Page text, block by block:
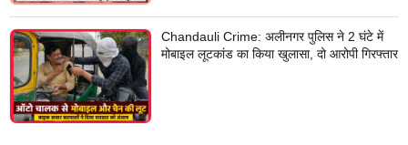
Chandauli Crime: अलीनगर पुलिस ने 2 घंटे में
मोबाइल लूटकांड का किया खुलासा, दो आरोपी गिरफ्तार